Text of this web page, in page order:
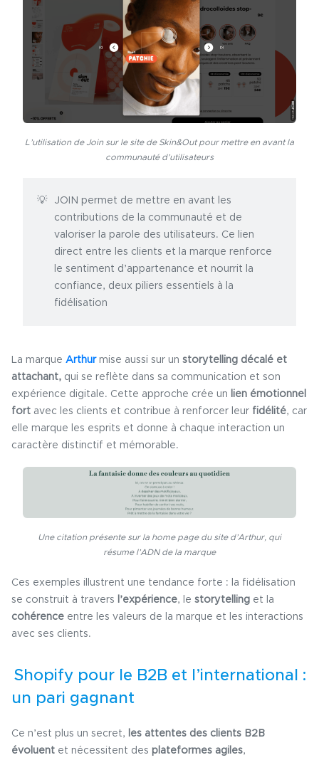
L’utilisation de Join sur le site de Skin&Out pour mettre en avant la
communauté d’utilisateurs
JOIN permet de mettre en avant les
contributions de la communauté et de
valoriser la parole des utilisateurs. Ce lien
direct entre les clients et la marque renforce
le sentiment d’appartenance et nourrit la
confiance, deux piliers essentiels à la
fidélisation
La marque Arthurmise aussi sur un storytelling décalé et
attachant, qui se reflète dans sa communication et son
expérience digitale. Cette approche crée un
lien émotionnel
fort avec les clients et contribue à renforcer leur fidélité, car
elle marque les esprits et donne à chaque interaction un
caractère distinctif et mémorable.
Une citation présente sur la home page du site d’Arthur, qui
résume l’ADN de la marque
Ces exemples illustrent une tendance forte : la fidélisation
se construit à travers
l’expérience, le storytelling et la
cohérence entre les valeurs de la marque et les interactions
avec ses clients.
Shopify pour le B2B et l’international :
un pari gagnant
Ce n’est plus un secret, les attentes des clients B2B
évoluent et nécessitent des plateformes agiles,